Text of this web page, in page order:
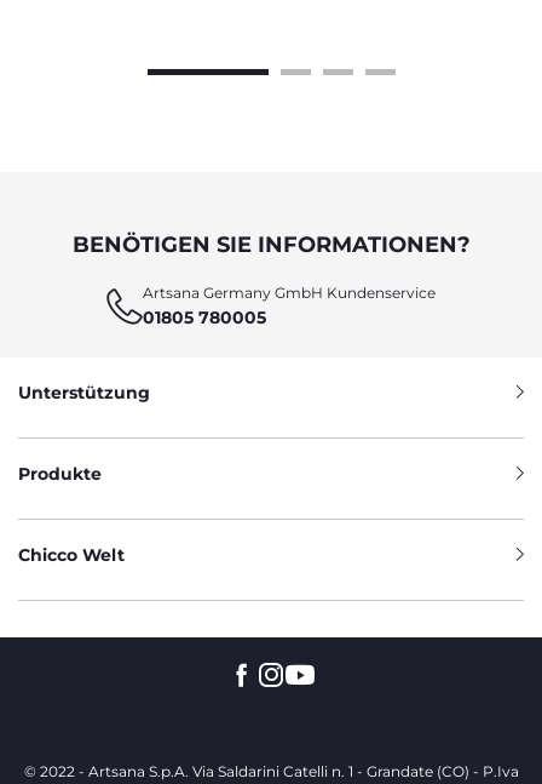
BENÖTIGEN SIE INFORMATIONEN?
Artsana Germany GmbH Kundenservice
01805 780005
Unterstützung
Produkte
Chicco Welt
© 2022 - Artsana S.p.A. Via Saldarini Catelli n. 1 - Grandate (CO) - P.Iva